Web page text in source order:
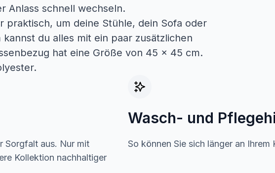
Anlass schnell wechseln.
praktisch, um deine Stühle, dein Sofa oder
du alles mit ein paar zusätzlichen
hat eine Größe von 45 x 45 cm.
Sorgfalt aus. Nur mit
Kollektion nachhaltiger
Wasch- und
So können Sie sich länger an Ihrem